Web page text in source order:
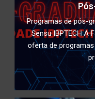
Programas de pós-
Sensu IBPTECH A
oferta de